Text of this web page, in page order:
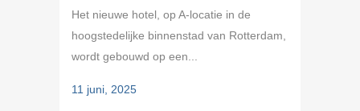
Het nieuwe hotel, op A-locatie in de
hoogstedelijke binnenstad van Rotterdam,
wordt gebouwd op een...
11 juni, 2025